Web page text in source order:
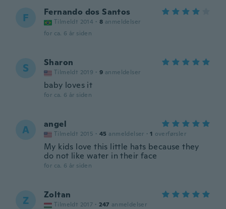
F Fernando dos Santos
Tilmeldt 2014 · 8 anmeldelser
for ca. 6 år siden
S Sharon
Tilmeldt 2019 · 9 anmeldelser
baby loves it
for ca. 6 år siden
A angel
Tilmeldt 2015 · 45 anmeldelser · 1 overførsler
My kids love this little hats because they
do not like water in their face
for ca. 6 år siden
Z Zoltan
Tilmeldt 2017 · 247 anmeldelser